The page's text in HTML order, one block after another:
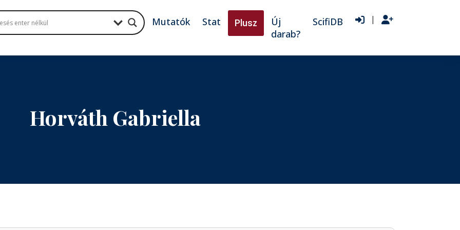
Mutatók Stat Plusz
Új
darab?
ScifiDB |
Horváth Gabriella